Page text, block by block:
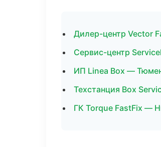
Дилер-центр Vector
Сервис-центр
ИП Linea Box —
Техстанция Box
ГК Torque FastFix —